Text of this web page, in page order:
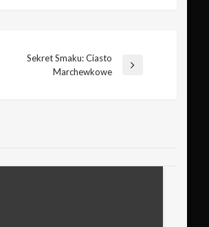
Sekret Smaku: Ciasto
Marchewkowe